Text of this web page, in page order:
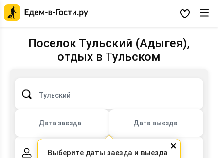
Избранное
Поселок Тульский (Адыгея),
отдых в Тульском
Тульский
Дата заезда Дата выезда
2 взрослых,0 детей
×
Выберите даты заезда и выезда